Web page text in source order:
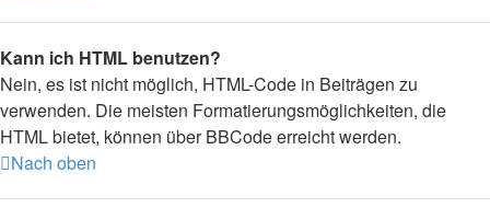
Kann ich HTML benutzen?
Nein, es ist nicht möglich, HTML-Code in Beiträgen zu
verwenden. Die meisten Formatierungsmöglichkeiten, die
HTML bietet, können über BBCode erreicht werden.
Nach oben